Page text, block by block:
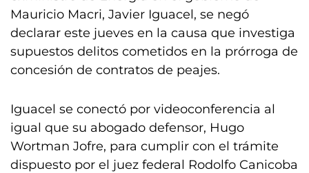
Mauricio Macri, Javier Iguacel, se negó
declarar este jueves en la causa que investiga
supuestos delitos cometidos en la prórroga de
concesión de contratos de peajes.
Iguacel se conectó por videoconferencia al
igual que su abogado defensor, Hugo
Wortman Jofre, para cumplir con el trámite
dispuesto por el juez federal Rodolfo Canicoba